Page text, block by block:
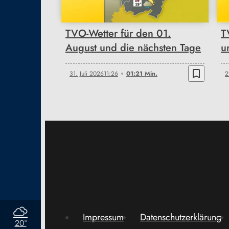
20°
TVO-Wetter für den 01.
August und die nächsten Tage
31. Juli 202611:26 01:21 Min. bookmark_border
Impressum Datenschutzerklärung